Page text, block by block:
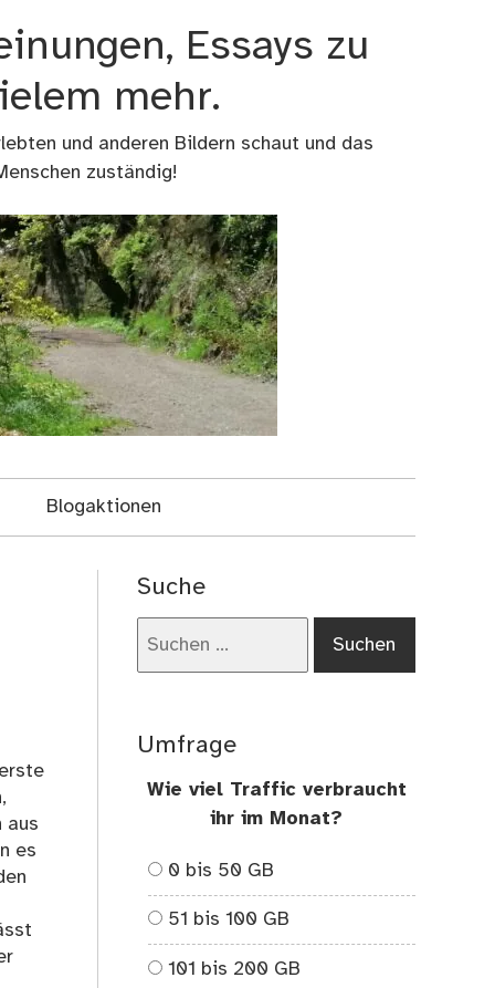
Essays zu
mehr.
und anderen Bildern schaut und das
zuständig!
Blogaktionen
aus
es
Suche
Umfrage
Wie viel Traffic verbraucht
ihr im Monat?
0 bis 50 GB
51 bis 100 GB
101 bis 200 GB